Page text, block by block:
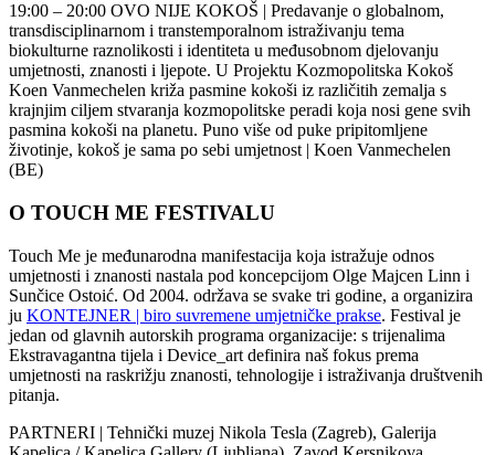
19:00 – 20:00 OVO NIJE KOKOŠ | Predavanje o globalnom,
transdisciplinarnom i transtemporalnom istraživanju tema
biokulturne raznolikosti i identiteta u međusobnom djelovanju
umjetnosti, znanosti i ljepote. U Projektu Kozmopolitska Kokoš
Koen Vanmechelen križa pasmine kokoši iz različitih zemalja s
krajnjim ciljem stvaranja kozmopolitske peradi koja nosi gene svih
pasmina kokoši na planetu. Puno više od puke pripitomljene
životinje, kokoš je sama po sebi umjetnost | Koen Vanmechelen
(BE)
O TOUCH ME FESTIVALU
Touch Me je međunarodna manifestacija koja istražuje odnos
umjetnosti i znanosti nastala pod koncepcijom Olge Majcen Linn i
Sunčice Ostoić. Od 2004. održava se svake tri godine, a organizira
ju KONTEJNER | biro suvremene umjetničke prakse. Festival je
jedan od glavnih autorskih programa organizacije: s trijenalima
Ekstravagantna tijela i Device_art definira naš fokus prema
umjetnosti na raskrižju znanosti, tehnologije i istraživanja društvenih
pitanja.
PARTNERI | Tehnički muzej Nikola Tesla (Zagreb), Galerija